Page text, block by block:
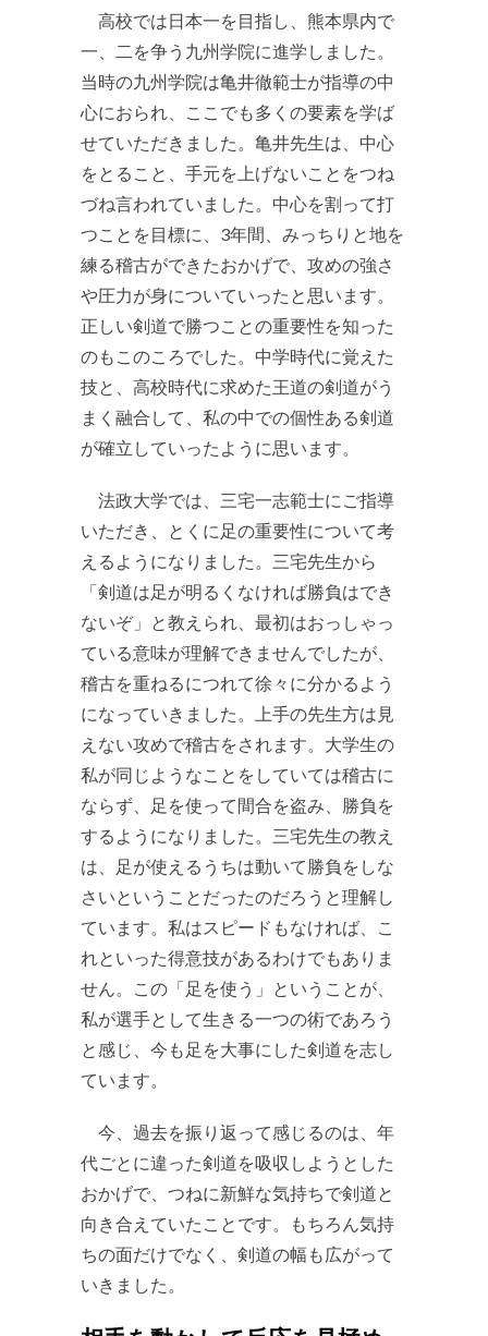
高校では日本一を目指し、熊本県内で
一、二を争う九州学院に進学しました。
当時の九州学院は亀井徹範士が指導の中
心におられ、ここでも多くの要素を学ば
せていただきました。亀井先生は、中心
をとること、手元を上げないことをつね
づね言われていました。中心を割って打
つことを目標に、3年間、みっちりと地を
練る稽古ができたおかげで、攻めの強さ
や圧力が身についていったと思います。
正しい剣道で勝つことの重要性を知った
のもこのころでした。中学時代に覚えた
技と、高校時代に求めた王道の剣道がう
まく融合して、私の中での個性ある剣道
が確立していったように思います。
法政大学では、三宅一志範士にご指導
いただき、とくに足の重要性について考
えるようになりました。三宅先生から
「剣道は足が明るくなければ勝負はでき
ないぞ」と教えられ、最初はおっしゃっ
ている意味が理解できませんでしたが、
稽古を重ねるにつれて徐々に分かるよう
になっていきました。上手の先生方は見
えない攻めで稽古をされます。大学生の
私が同じようなことをしていては稽古に
ならず、足を使って間合を盗み、勝負を
するようになりました。三宅先生の教え
は、足が使えるうちは動いて勝負をしな
さいということだったのだろうと理解し
ています。私はスピードもなければ、こ
れといった得意技があるわけでもありま
せん。この「足を使う」ということが、
私が選手として生きる一つの術であろう
と感じ、今も足を大事にした剣道を志し
ています。
今、過去を振り返って感じるのは、年
代ごとに違った剣道を吸収しようとした
おかげで、つねに新鮮な気持ちで剣道と
向き合えていたことです。もちろん気持
ちの面だけでなく、剣道の幅も広がって
いきました。